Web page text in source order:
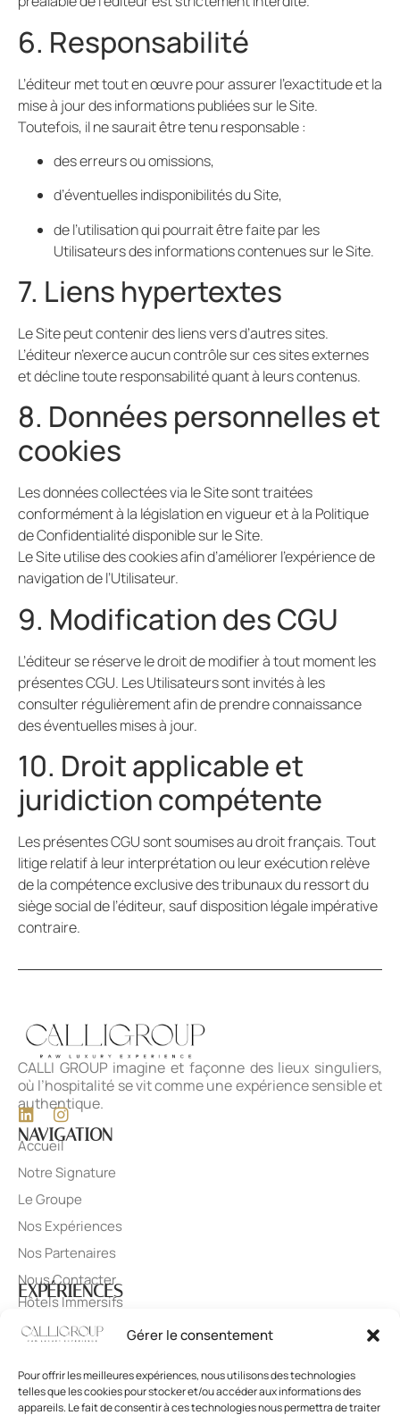
Gérer le consentement
Pour offrir les meilleures expériences, nous utilisons des technologies
telles que les cookies pour stocker et/ou accéder aux informations des
appareils. Le fait de consentir à ces technologies nous permettra de traiter
6. Responsabilité
L’éditeur met tout en œuvre pour assurer l’exactitude et la
mise à jour des informations publiées sur le Site.
Toutefois, il ne saurait être tenu responsable :
des erreurs ou omissions,
d’éventuelles indisponibilités du Site,
de l’utilisation qui pourrait être faite par les
Utilisateurs des informations contenues sur le Site.
7. Liens hypertextes
Le Site peut contenir des liens vers d’autres sites.
L’éditeur n’exerce aucun contrôle sur ces sites externes
et décline toute responsabilité quant à leurs contenus.
8. Données personnelles et
cookies
Les données collectées via le Site sont traitées
conformément à la législation en vigueur et à la Politique
de Confidentialité disponible sur le Site.
Le Site utilise des cookies afin d’améliorer l’expérience de
navigation de l’Utilisateur.
9. Modification des CGU
L’éditeur se réserve le droit de modifier à tout moment les
présentes CGU. Les Utilisateurs sont invités à les
consulter régulièrement afin de prendre connaissance
des éventuelles mises à jour.
10. Droit applicable et
juridiction compétente
Les présentes CGU sont soumises au droit français. Tout
litige relatif à leur interprétation ou leur exécution relève
de la compétence exclusive des tribunaux du ressort du
siège social de l’éditeur, sauf disposition légale impérative
contraire.
CALLI GROUP imagine et façonne des lieux singuliers,
où l’hospitalité se vit comme une expérience sensible et
authentique.
NAVIGATION
Accueil
Notre Signature
Le Groupe
Nos Expériences
Nos Partenaires
Nous Contacter
EXPÉRIENCES
Hôtels Immersifs
Lieu Évènementiel Signature
Domaine Viticole
DESTINATIONS
Solèna